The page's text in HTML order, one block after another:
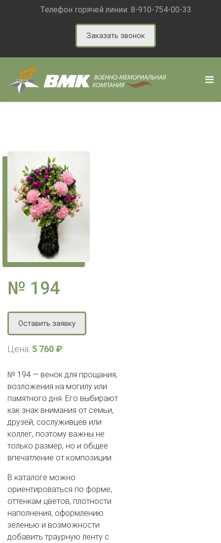
Телефон горячей линии: 8-910-754-00-33
Заказать звонок
№ 194
Оставить заявку
Цена: 5 760 ₽
№ 194 — венок для прощания,
возложения на могилу или
памятного дня. Его выбирают
как знак внимания от семьи,
друзей, сослуживцев или
коллег, поэтому важны не
только размер, но и общее
впечатление от композиции.
В каталоге можно
ориентироваться по форме,
оттенкам цветов, плотности
наполнения, оформлению
зеленью и возможности
добавить траурную ленту с